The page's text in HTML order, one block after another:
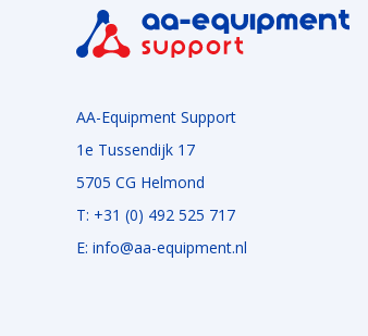
AA-Equipment Support
1e Tussendijk 17
5705 CG Helmond
T: +31 (0) 492 525 717
E: info@aa-equipment.nl